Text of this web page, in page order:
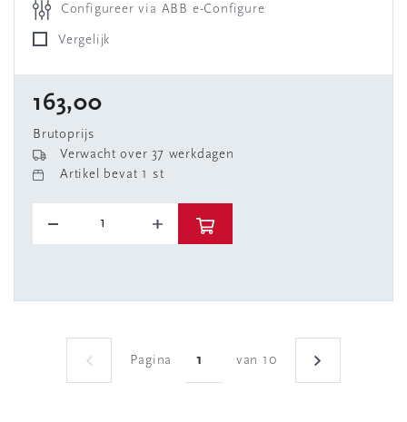
Configureer via ABB e-Configure
Vergelijk
163,00
Brutoprijs
Verwacht over 37 werkdagen
Artikel bevat 1 st
Pagina van 10